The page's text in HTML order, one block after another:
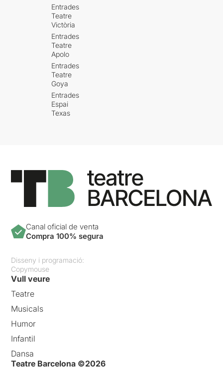
Entrades
Teatre
Victòria
Entrades
Teatre
Apolo
Entrades
Teatre
Goya
Entrades
Espai
Texas
Canal oficial de venta
Compra 100% segura
Disseny i programació:
Copymouse
Vull veure
Teatre
Musicals
Humor
Infantil
Dansa
Teatre Barcelona ©2026